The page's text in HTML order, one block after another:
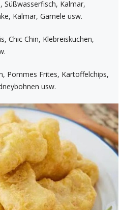
Süßwasserfisch, Kalmar,
Kalmar, Garnele usw.
Chic Chin, Klebreiskuchen,
Pommes Frites, Kartoffelchips,
usw.